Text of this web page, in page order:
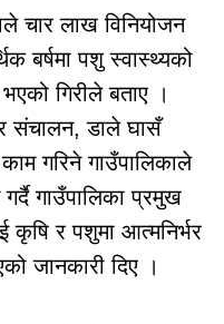
चार लाख विनियोजन
बर्षमा पशु स्वास्थ्यको
गिरीले बताए ।
संचालन, डाले घासँ
गरिने गाउँपालिकाले
गाउँपालिका प्रमुख
कृषि र पशुमा आत्मनिर्भर
जानकारी दिए ।